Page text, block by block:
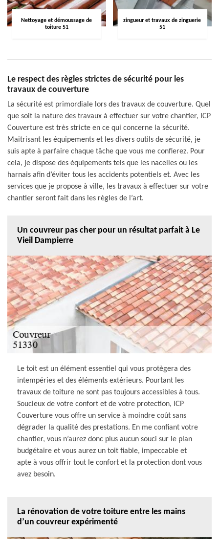
Nettoyage et démoussage de
toiture 51
zingueur et travaux de zinguerie
51
Le respect des règles strictes de sécurité pour les
travaux de couverture
La sécurité est primordiale lors des travaux de couverture. Quel
que soit la nature des travaux à effectuer sur votre chantier, ICP
Couverture est très stricte en ce qui concerne la sécurité.
Maitrisant les équipements et les divers outils de sécurité, je
suis apte à parfaire chaque tâche que vous me confierez. Pour
cela, je dispose des équipements tels que les nacelles ou les
harnais afin d’éviter tous les accidents potentiels et. Avec les
services que je propose à ville, les travaux à effectuer sur votre
chantier seront fait dans les règles de l’art.
Un couvreur pas cher pour un résultat parfait à Le
Vieil Dampierre
Le toit est un élément essentiel qui vous protègera des
intempéries et des éléments extérieurs. Pourtant les
travaux de toiture ne sont pas toujours accessibles à tous.
Soucieux de votre confort et de votre protection, ICP
Couverture vous offre un service à moindre coût sans
dégrader la qualité des prestations. En me confiant votre
chantier, vous n’aurez donc plus aucun souci sur le plan
budgétaire et vous aurez un toit fiable, impeccable et
apte à vous offrir tout le confort et la protection dont vous
avez besoin.
La rénovation de votre toiture entre les mains
d’un couvreur expérimenté